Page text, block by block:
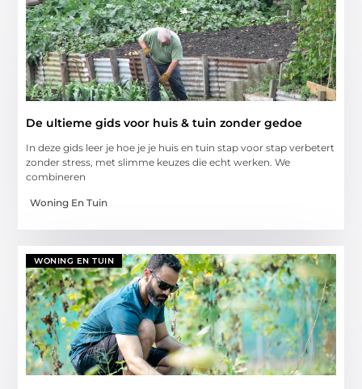
De ultieme gids voor huis & tuin zonder gedoe
In deze gids leer je hoe je je huis en tuin stap voor stap verbetert
zonder stress, met slimme keuzes die echt werken. We
combineren
Woning En Tuin
WONING EN TUIN